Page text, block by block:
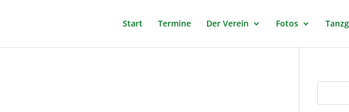
Start Termine Der Verein Fotos